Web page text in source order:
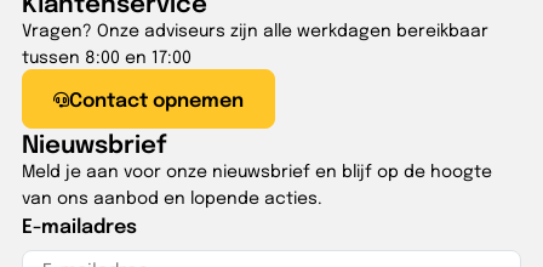
Vragen? Onze adviseurs zijn alle werkdagen bereikbaar
tussen 8:00 en 17:00
Contact opnemen
Nieuwsbrief
Meld je aan voor onze nieuwsbrief en blijf op de hoogte
van ons aanbod en lopende acties.
E-mailadres